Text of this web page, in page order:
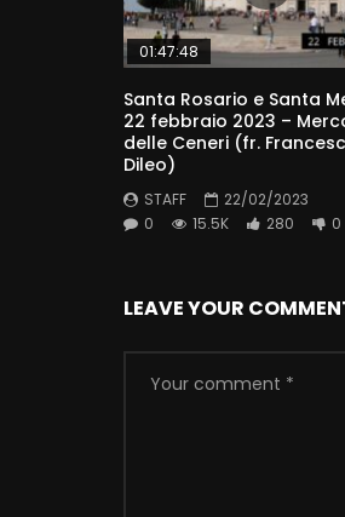
01:47:48
Santa Rosario e Santa
22 febbraio 2023 –
delle Ceneri (fr.
Dileo)
STAFF
22/02/2023
0
15.5K 280 0
LEAVE YOUR